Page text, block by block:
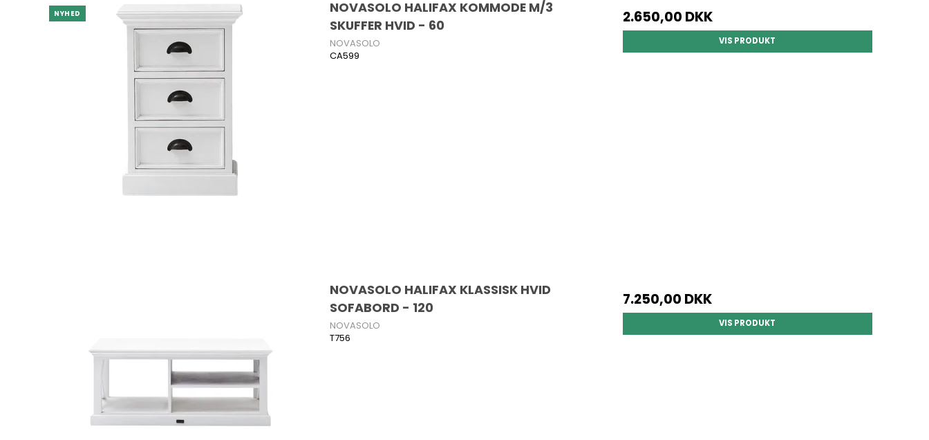
NYHED
NOVASOLO HALIFAX KOMMODE M/3
SKUFFER HVID - 60
NOVASOLO
CA599
2.650,00 DKK
VIS PRODUKT
NOVASOLO HALIFAX KLASSISK HVID
SOFABORD - 120
NOVASOLO
T756
7.250,00 DKK
VIS PRODUKT